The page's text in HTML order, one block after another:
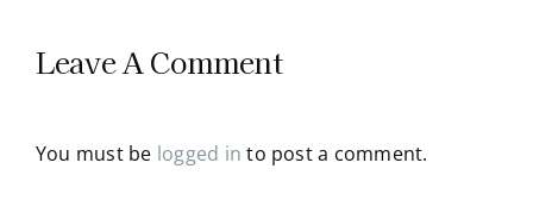
Leave A Comment
You must be logged in to post a comment.